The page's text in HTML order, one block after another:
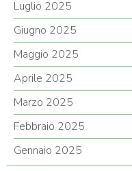
Luglio 2025
Giugno 2025
Maggio 2025
Aprile 2025
Marzo 2025
Febbraio 2025
Gennaio 2025